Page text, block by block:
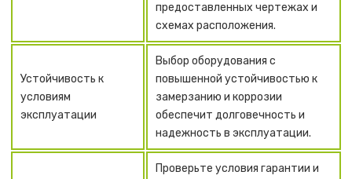
предоставленных чертежах и
схемах расположения.
Устойчивость к
условиям
эксплуатации
Выбор оборудования с
повышенной устойчивостью к
замерзанию и коррозии
обеспечит долговечность и
надежность в эксплуатации.
Проверьте условия гарантии и